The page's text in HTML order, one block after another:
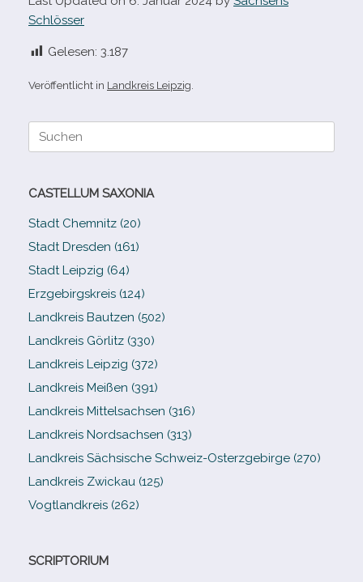
Schlösser
Gelesen: 3.187
Veröffentlicht in Landkreis Leipzig
Suche
CASTELLUM SAXONIA
Stadt Chemnitz (20)
Stadt Dresden (161)
Stadt Leipzig (64)
Erzgebirgskreis (124)
Landkreis Bautzen (502)
Landkreis Görlitz (330)
Landkreis Leipzig (372)
Landkreis Meißen (391)
Landkreis Mittelsachsen (316)
Landkreis Nordsachsen (313)
Landkreis Sächsische Schweiz-​Osterzgebirge (270)
Landkreis Zwickau (125)
Vogtlandkreis (262)
SCRIPTORIUM